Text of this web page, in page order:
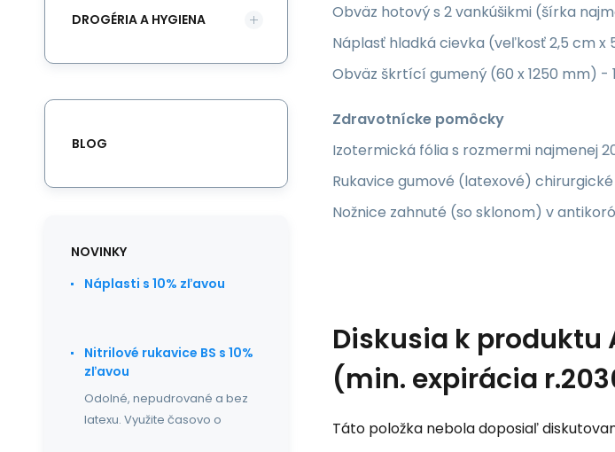
Obväz hotový s 2 vankúšikmi (šírka
Náplasť hladká cievka (veľkosť 2,5 cm x
Obväz škrtící gumený (60 x 1250 mm) -
Zdravotnícke pomôcky
Izotermická fólia s rozmermi najmenej
Rukavice gumové (latexové)
Nožnice zahnuté (so sklonom) v
Diskusia k produktu
(min. expirácia
Táto položka nebola doposiaľ
DROGÉRIA A HYGIENA
BLOG
NOVINKY
Náplasti s 10% zľavou
Nitrilové rukavice BS s 10%
zľavou
Odolné, nepudrované a bez
latexu. Využite časovo o